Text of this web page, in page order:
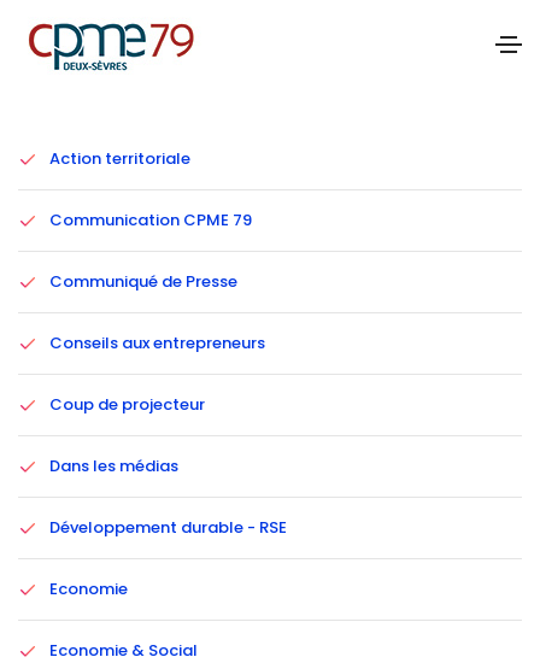
Catégories
Action territoriale
Communication CPME 79
Communiqué de Presse
Conseils aux entrepreneurs
Coup de projecteur
Dans les médias
Développement durable - RSE
Economie
Economie & Social